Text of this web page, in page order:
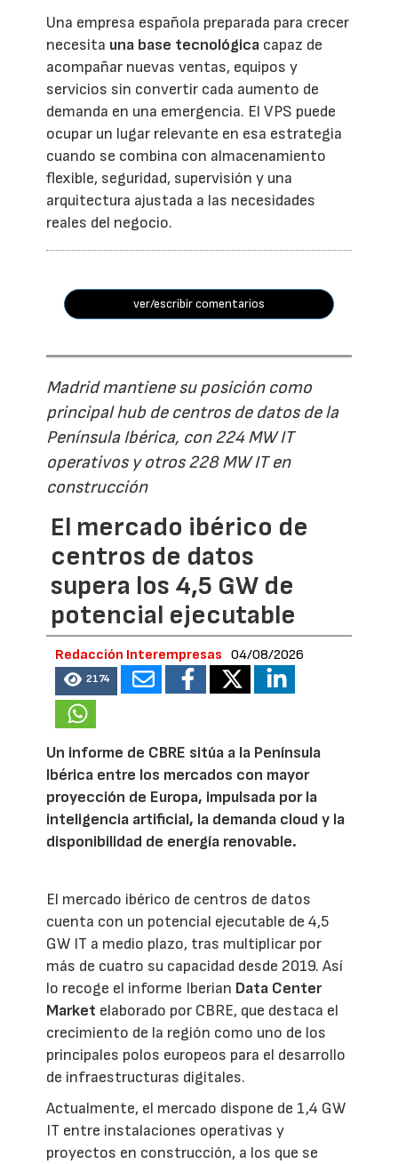
Una empresa española preparada para crecer
necesita una base tecnológica capaz de
acompañar nuevas ventas, equipos y
servicios sin convertir cada aumento de
demanda en una emergencia. El VPS puede
ocupar un lugar relevante en esa estrategia
cuando se combina con almacenamiento
flexible, seguridad, supervisión y una
arquitectura ajustada a las necesidades
reales del negocio.
ver/escribir comentarios
Madrid mantiene su posición como
principal hub de centros de datos de la
Península Ibérica, con 224 MW IT
operativos y otros 228 MW IT en
construcción
El mercado ibérico de
centros de datos
supera los 4,5 GW de
potencial ejecutable
Redacción Interempresas 04/08/2026
2174
Un informe de CBRE sitúa a la Península
Ibérica entre los mercados con mayor
proyección de Europa, impulsada por la
inteligencia artificial, la demanda cloud y la
disponibilidad de energía renovable.
El mercado ibérico de centros de datos
cuenta con un potencial ejecutable de 4,5
GW IT a medio plazo, tras multiplicar por
más de cuatro su capacidad desde 2019. Así
lo recoge el informe Iberian Data Center
Market elaborado por CBRE, que destaca el
crecimiento de la región como uno de los
principales polos europeos para el desarrollo
de infraestructuras digitales.
Actualmente, el mercado dispone de 1,4 GW
IT entre instalaciones operativas y
proyectos en construcción, a los que se